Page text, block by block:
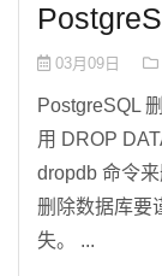
03月09日
PostgreSQL
用 DROP
dropdb 命令
删除数据库要
失。 ...